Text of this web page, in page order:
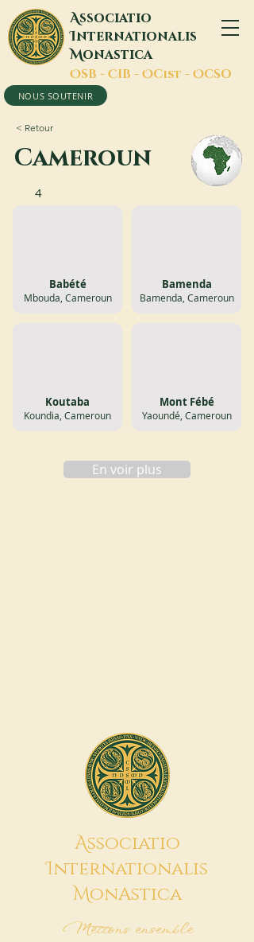
Associatio
Internationalis
Monastica
OSB - CIB - OCist - OCSO
NOUS SOUTENIR
< Retour
Cameroun
4
Babété
Mbouda, Cameroun
Koutaba
Koundia, Cameroun
Bamenda
Bamenda, Cameroun
Mont Fébé
Yaoundé, Cameroun
En voir plus
Associatio
Internationalis
MonAstica
Mettons ensemble